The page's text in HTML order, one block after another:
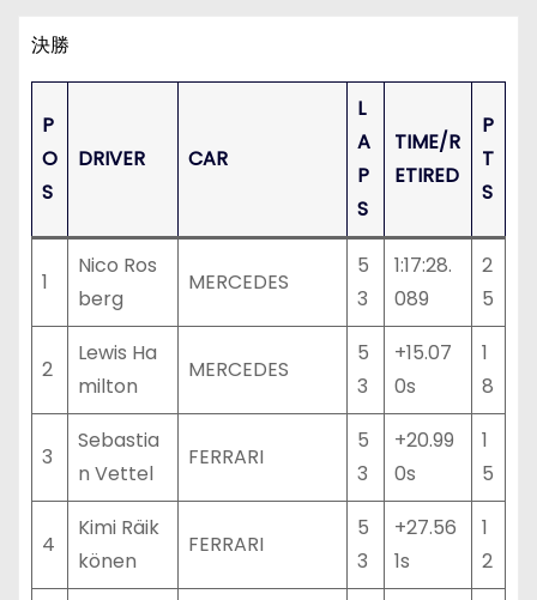
決勝
P
O
S
DRIVER CAR
L
A
P
S
TIME/R
ETIRED
P
T
S
1
Nico Ros
berg
MERCEDES
5
3
1:17:28.
089
2
5
2
Lewis Ha
milton
MERCEDES
5
3
+15.07
0s
1
8
3
Sebastia
n Vettel
FERRARI
5
3
+20.99
0s
1
5
4
Kimi Räik
könen
FERRARI
5
3
+27.56
1s
1
2